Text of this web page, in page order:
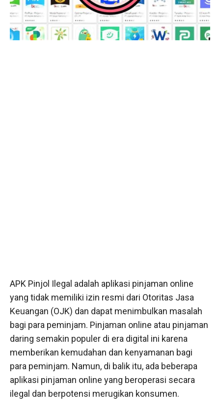
APK Pinjol Ilegal adalah aplikasi pinjaman online
yang tidak memiliki izin resmi dari Otoritas Jasa
Keuangan (OJK) dan dapat menimbulkan masalah
bagi para peminjam. Pinjaman online atau pinjaman
daring semakin populer di era digital ini karena
memberikan kemudahan dan kenyamanan bagi
para peminjam. Namun, di balik itu, ada beberapa
aplikasi pinjaman online yang beroperasi secara
ilegal dan berpotensi merugikan konsumen.